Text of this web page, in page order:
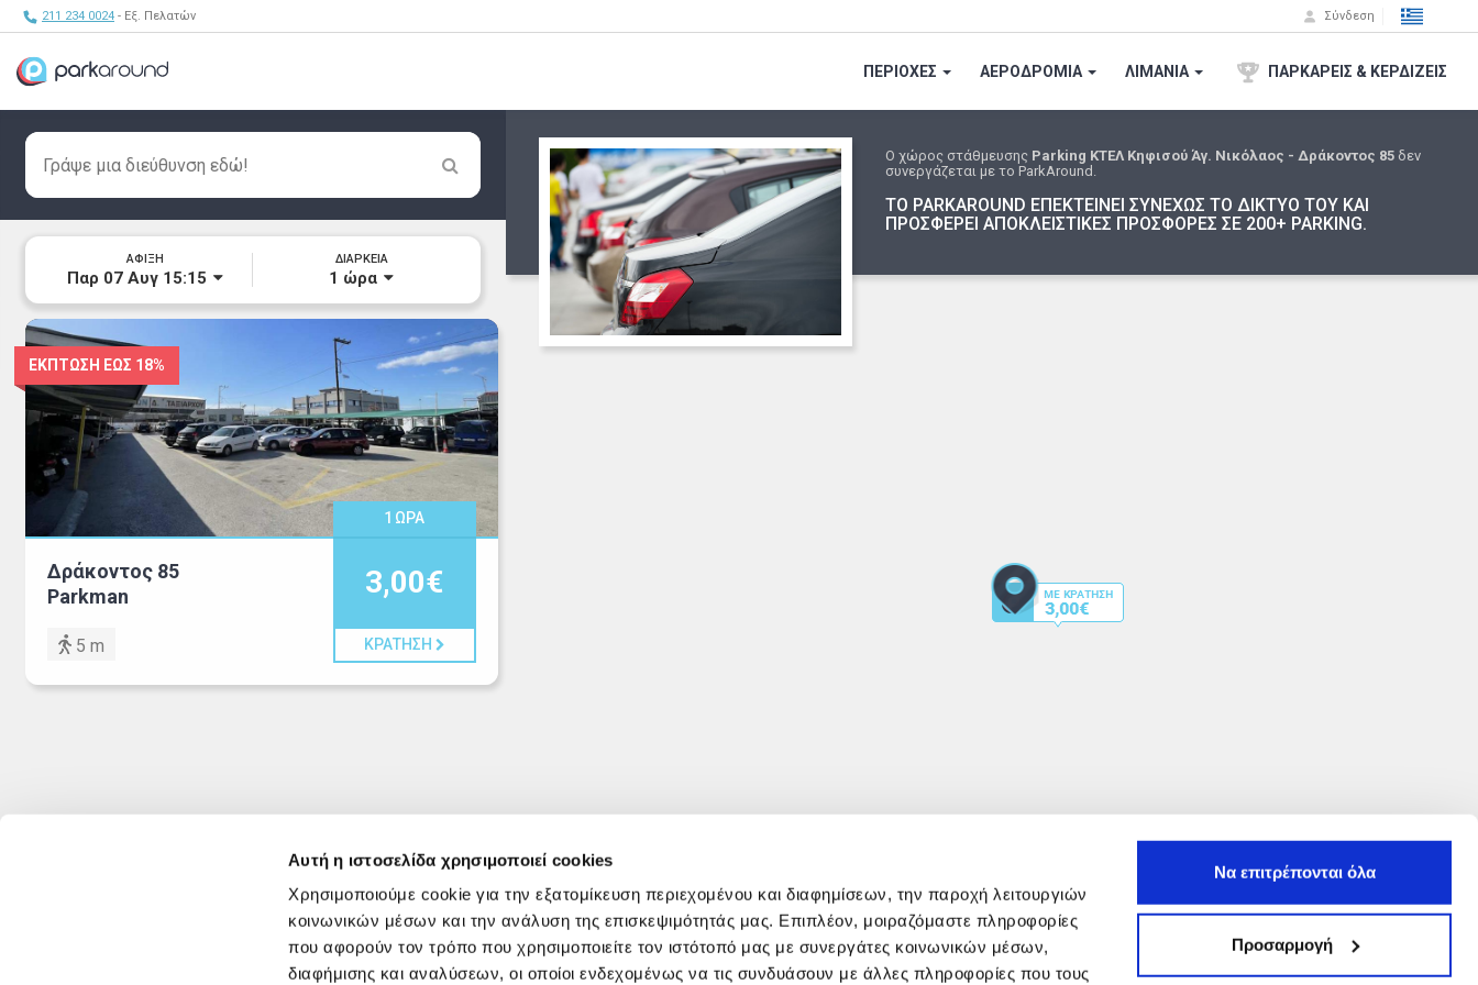
Αυτή η ιστοσελίδα χρησιμοποιεί cookies
Χρησιμοποιούμε cookie για την εξατομίκευση περιεχομένου και διαφημίσεων, την παροχή λειτουργιών
κοινωνικών μέσων και την ανάλυση της επισκεψιμότητάς μας. Επιπλέον, μοιραζόμαστε πληροφορίες
που αφορούν τον τρόπο που χρησιμοποιείτε τον ιστότοπό μας με συνεργάτες κοινωνικών μέσων,
διαφήμισης και αναλύσεων, οι οποίοι ενδεχομένως να τις συνδυάσουν με άλλες πληροφορίες που τους
Να επιτρέπονται όλα
Προσαρμογή
211 234 0024 - Εξ. Πελατών Σύνδεση
ΠΕΡΙΟΧΕΣ ΑΕΡΟΔΡΟΜΙA ΛΙΜΑΝΙΑ ΠΑΡΚΑΡΕΙΣ & ΚΕΡΔΙΖΕΙΣ
Ο χώρος στάθμευσης Parking ΚΤΕΛ Κηφισού Άγ. Νικόλαος - Δράκοντος 85 δεν
συνεργάζεται με το ParkAround.
ΤΟ PARKAROUND ΕΠΕΚΤΕΙΝΕΙ ΣΥΝΕΧΩΣ ΤΟ ΔΙΚΤΥΟ ΤΟΥ ΚΑΙ
ΠΡΟΣΦΕΡΕΙ ΑΠΟΚΛΕΙΣΤΙΚΕΣ ΠΡΟΣΦΟΡΕΣ ΣΕ 200+ PARKING.
ΑΦΙΞΗ
Παρ 07 Αυγ 15:15
ΔΙΑΡΚΕΙΑ
1 ώρα
ΕΚΠΤΩΣΗ ΕΩΣ 18%
Δράκοντος 85
Parkman
5 m
1 ΩΡΑ
3,00€
ΚΡΑΤΗΣΗ